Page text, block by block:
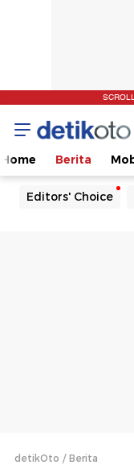
Home Berita
Editors' Choice
detikOto Berita